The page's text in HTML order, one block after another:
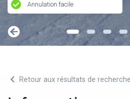
Annulation facile
Retour aux résultats de recherche